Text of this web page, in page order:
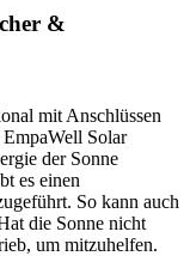
&
mit Anschlüssen
EmpaWell Solar
der Sonne
es einen
So kann auch
die Sonne nicht
um mitzuhelfen.